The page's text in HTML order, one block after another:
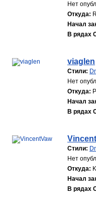
Нет
Откуда:
Начал
В рядах
viaglen
Стили:
Нет
Откуда:
Начал
В рядах
Стили:
Нет
Откуда:
Начал
В рядах